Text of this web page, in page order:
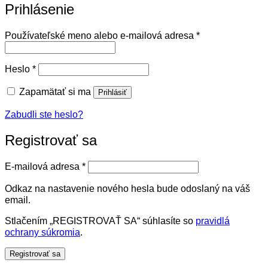
Prihlásenie
Používateľské meno alebo e-mailová adresa *Povinné
Heslo *Povinné
Zapamätať si ma Prihlásiť
Zabudli ste heslo?
Registrovať sa
E-mailová adresa *Povinné
Odkaz na nastavenie nového hesla bude odoslaný na váš
email.
Stlačením „REGISTROVAŤ SA“ súhlasíte so pravidlá
ochrany súkromia.
Registrovať sa